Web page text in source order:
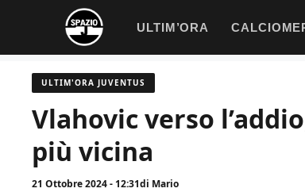
contenuto
ULTIM’ORA
ULTIM'ORA JUVENTUS
Vlahovic verso
più vicina
21 Ottobre 2024 - 12:31di Mario